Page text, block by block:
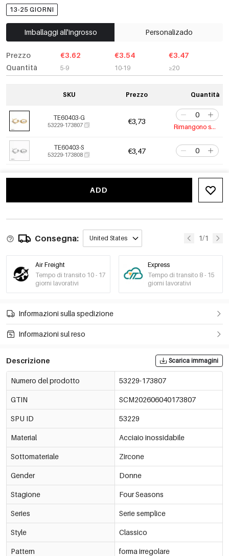
13-25 GIORNI
Imballaggi all'ingrosso Personalizado
Prezzo
Quantità
€3.62
5-9
€3.54
10-19
€3.47
≥20
SKU Prezzo Quantità
TE60403-G
53229-173807 €3,73
Rimangono solo 3
TE60403-S
53229-173808 €3,47
ADD
Consegna: United States 1/1
Air Freight
Tempo di transito 10 - 17
giorni lavorativi
Express
Tempo di transito 8 - 15
giorni lavorativi
Informazioni sulla spedizione
Informazioni sul reso
Descrizione Scarica immagini
Numero del prodotto 53229-173807
GTIN SCM202606040173807
SPU ID 53229
Material Acciaio inossidabile
Sottomateriale Zircone
Gender Donne
Stagione Four Seasons
Series Serie semplice
Style Classico
Pattern forma irregolare